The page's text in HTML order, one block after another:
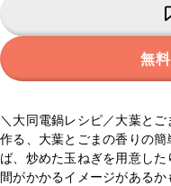
無
＼大同電鍋レシピ／大葉と
作る、大葉とごまの香りの
ば、炒めた玉ねぎを用意し
間がかかるイメージがある